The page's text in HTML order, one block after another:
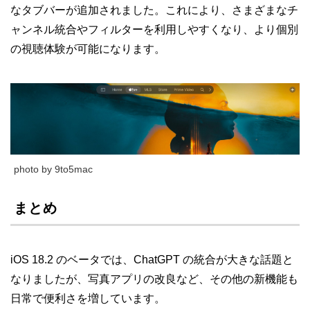
なタブバーが追加されました。これにより、さまざまなチ
ャンネル統合やフィルターを利用しやすくなり、より個別
の視聴体験が可能になります。
photo by 9to5mac
まとめ
iOS 18.2 のベータでは、ChatGPT の統合が大きな話題と
なりましたが、写真アプリの改良など、その他の新機能も
日常で便利さを増しています。